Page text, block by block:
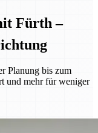
Fürth –
Planung bis zum
und mehr für weniger